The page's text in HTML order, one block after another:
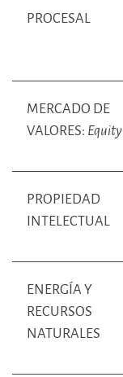
PROCESAL
MERCADO DE
VALORES: Equity
PROPIEDAD
INTELECTUAL
ENERGÍA Y
RECURSOS
NATURALES